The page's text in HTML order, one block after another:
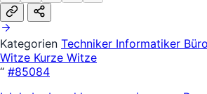
Kategorien Techniker Informatiker
Witze Kurze Witze
“ #85084